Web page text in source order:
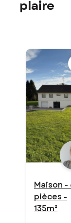
plaire
Maison -
pièces -
135m²